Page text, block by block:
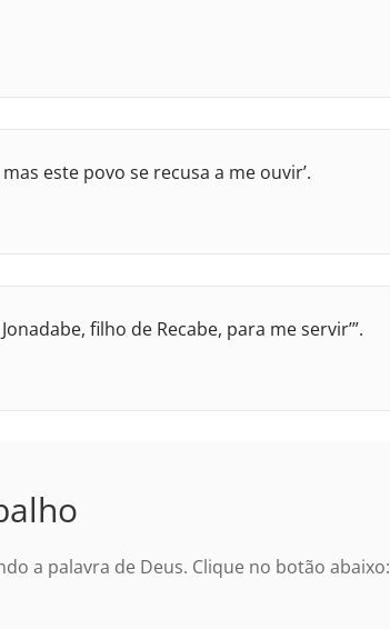
este povo se recusa a me ouvir’.
filho de Recabe, para me servir’”.
a palavra de Deus. Clique no botão abaixo: